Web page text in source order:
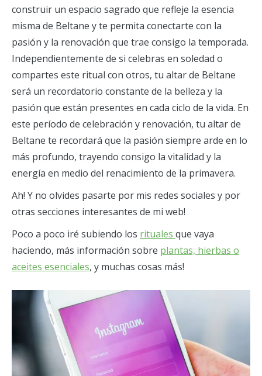
construir un espacio sagrado que refleje la esencia
misma de Beltane y te permita conectarte con la
pasión y la renovación que trae consigo la temporada.
Independientemente de si celebras en soledad o
compartes este ritual con otros, tu altar de Beltane
será un recordatorio constante de la belleza y la
pasión que están presentes en cada ciclo de la vida. En
este período de celebración y renovación, tu altar de
Beltane te recordará que la pasión siempre arde en lo
más profundo, trayendo consigo la vitalidad y la
energía en medio del renacimiento de la primavera.
Ah! Y no olvides pasarte por mis redes sociales y por
otras secciones interesantes de mi web!
Poco a poco iré subiendo los rituales que vaya
haciendo, más información sobre plantas, hierbas o
aceites esenciales, y muchas cosas más!